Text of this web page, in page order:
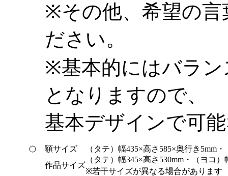
※その他、希望の
ださい。
※基本的にはバラ
となりますので、
基本デザインで可
額サイズ （タテ）幅435×高さ585×奥行き5mm・
作品サイズ
（タテ）幅345×高さ530mm・
（ヨコ
※若干サイズが異なる場合があります